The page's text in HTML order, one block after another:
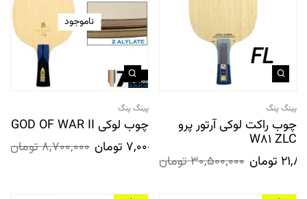
پینگ پنگ
چوب راکت لوکی آرتور پرو
W81 ZLC
30,500,000تومان تومان
ناموجود
پینگ پنگ
چوب لوکی GOD OF WAR II
8,700,000تومان 7,000,000 تومان